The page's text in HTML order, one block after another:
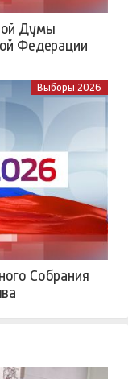
Думы
Федерации
Выборы 2026
Собрания